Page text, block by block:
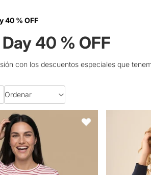
40 % OFF
40 % OFF
con los descuentos especiales que
Ordenar
corta bordada - Crudo
Favoritos
Chaqueta